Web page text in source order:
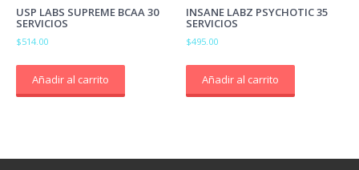
USP LABS SUPREME BCAA 30
SERVICIOS
$514.00
Añadir al carrito
INSANE LABZ PSYCHOTIC 35
SERVICIOS
$495.00
Añadir al carrito